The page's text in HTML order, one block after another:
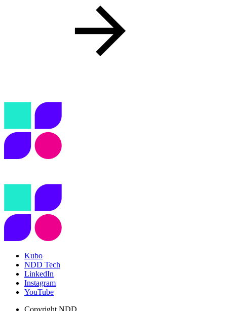
Kubo
NDD Tech
LinkedIn
Instagram
YouTube
Copyright NDD